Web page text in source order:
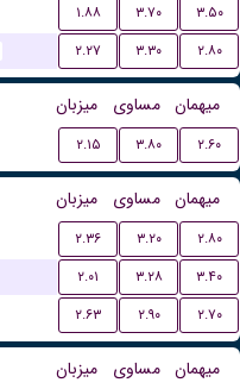
۱.۸۸ ۳.۷۰
۳.۵۰
۲.۲۷ ۳.۳۰ ۲.۸۰
میزبان مساوی میهمان
۲.۱۵ ۳.۸۰ ۲.۶۰
میزبان مساوی میهمان
۲.۳۶ ۳.۲۰
۲.۸۰
۲.۰۱ ۳.۲۸
۳.۴۰
۲.۶۳ ۲.۹۰ ۲.۷۰
میزبان مساوی میهمان